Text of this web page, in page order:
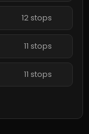
12 stops
11 stops
11 stops